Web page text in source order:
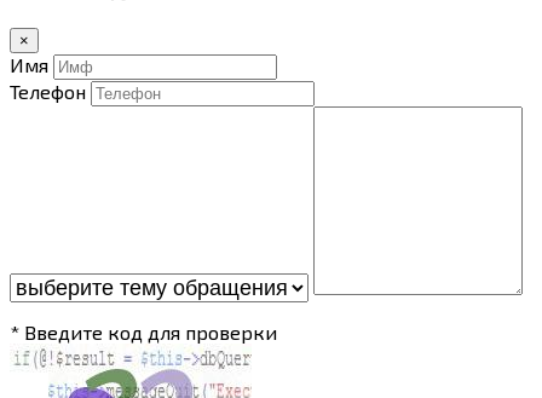
×
Имя
Телефон
* Введите код для проверки